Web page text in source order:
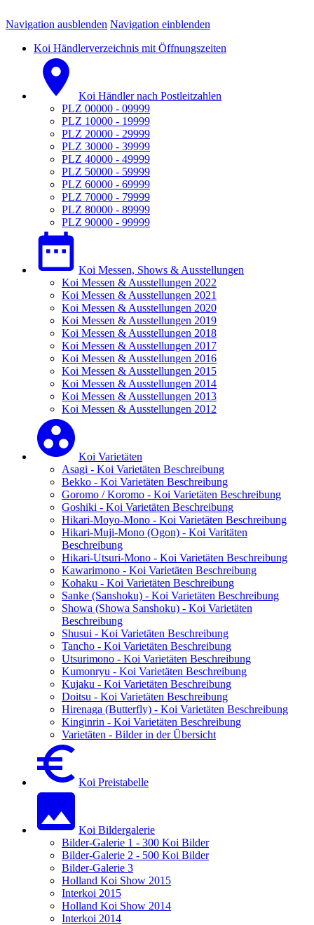
Navigation ausblenden Navigation einblenden
Koi Händlerverzeichnis mit Öffnungszeiten
Koi Händler nach Postleitzahlen
PLZ 00000 - 09999
PLZ 10000 - 19999
PLZ 20000 - 29999
PLZ 30000 - 39999
PLZ 40000 - 49999
PLZ 50000 - 59999
PLZ 60000 - 69999
PLZ 70000 - 79999
PLZ 80000 - 89999
PLZ 90000 - 99999
Koi Messen, Shows & Ausstellungen
Koi Messen & Ausstellungen 2022
Koi Messen & Ausstellungen 2021
Koi Messen & Ausstellungen 2020
Koi Messen & Ausstellungen 2019
Koi Messen & Ausstellungen 2018
Koi Messen & Ausstellungen 2017
Koi Messen & Ausstellungen 2016
Koi Messen & Ausstellungen 2015
Koi Messen & Ausstellungen 2014
Koi Messen & Ausstellungen 2013
Koi Messen & Ausstellungen 2012
Koi Varietäten
Asagi - Koi Varietäten Beschreibung
Bekko - Koi Varietäten Beschreibung
Goromo / Koromo - Koi Varietäten Beschreibung
Goshiki - Koi Varietäten Beschreibung
Hikari-Moyo-Mono - Koi Varietäten Beschreibung
Hikari-Muji-Mono (Ogon) - Koi Varitäten
Beschreibung
Hikari-Utsuri-Mono - Koi Varietäten Beschreibung
Kawarimono - Koi Varietäten Beschreibung
Kohaku - Koi Varietäten Beschreibung
Sanke (Sanshoku) - Koi Varietäten Beschreibung
Showa (Showa Sanshoku) - Koi Varietäten
Beschreibung
Shusui - Koi Varietäten Beschreibung
Tancho - Koi Varietäten Beschreibung
Utsurimono - Koi Varietäten Beschreibung
Kumonryu - Koi Varietäten Beschreibung
Kujaku - Koi Varietäten Beschreibung
Doitsu - Koi Varietäten Beschreibung
Hirenaga (Butterfly) - Koi Varietäten Beschreibung
Kinginrin - Koi Varietäten Beschreibung
Varietäten - Bilder in der Übersicht
Koi Preistabelle
Koi Bildergalerie
Bilder-Galerie 1 - 300 Koi Bilder
Bilder-Galerie 2 - 500 Koi Bilder
Bilder-Galerie 3
Holland Koi Show 2015
Interkoi 2015
Holland Koi Show 2014
Interkoi 2014